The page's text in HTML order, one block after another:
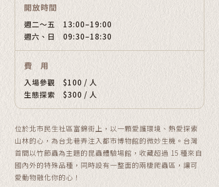
開放時間
週二～五 13:00–19:00
週六、日 09:30–18:30
費 用
入場參觀 $100 / 人
生態探索 $300 / 人
位於北市民生社區富錦街上，以一顆愛護環境、熱愛探索
山林的心，為台北巷弄注入都市博物館的微妙生機。台灣
首間以竹節蟲為主題的昆蟲體驗場館，收藏超過 15 種來自
國內外的特殊品種，同時設有一整面的兩棲爬蟲區，讓可
愛動物融化你的心！